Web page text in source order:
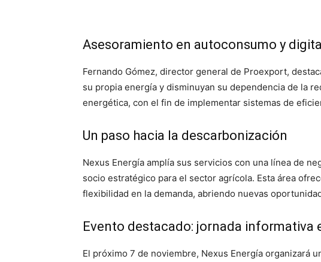
Asesoramiento en autoconsumo y
Fernando Gómez, director general de Proexport,
su propia energía y disminuyan su dependencia de la
energética, con el fin de implementar sistemas de
Un paso hacia la descarbonización
Nexus Energía amplía sus servicios con una línea de
socio estratégico para el sector agrícola. Esta área
flexibilidad en la demanda, abriendo nuevas
Evento destacado: jornada informativa
El próximo 7 de noviembre, Nexus Energía organizará